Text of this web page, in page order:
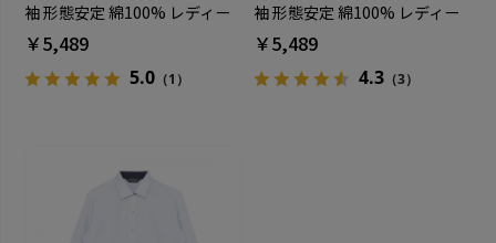
袖 形態安定 綿100% レディー
スシャツ
￥5,489
5.0（1）
袖 形態安定 綿100% レディー
スシャツ
￥5,489
4.3 （3）